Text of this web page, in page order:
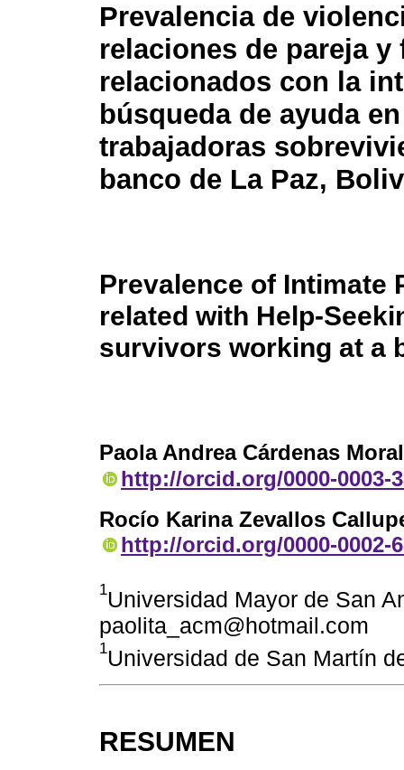
Prevalencia de
relaciones de pareja y
relacionados con la
búsqueda de ayuda en
trabajadoras
banco de La Paz,
Prevalence of Intimate
related with Help-
survivors working at a
Paola Andrea Cárdenas
http://orcid.org/0000-0003-
Rocío Karina Zevallos
http://orcid.org/0000-0002-
1Universidad Mayor de San
paolita_acm@hotmail.com
1Universidad de San Martín
RESUMEN